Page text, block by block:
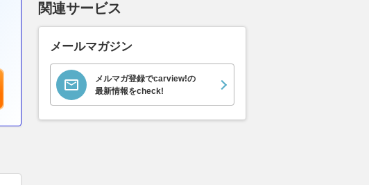
関連サービス
メールマガジン
メルマガ登録でcarview!の
最新情報をcheck!